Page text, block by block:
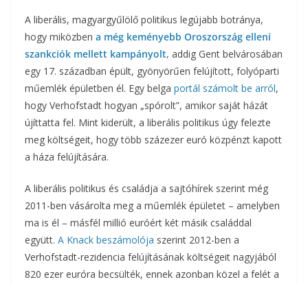
A liberális, magyargyűlölő politikus legújabb botránya,
hogy miközben a még keményebb Oroszország elleni
szankciók mellett kampányolt, addig Gent belvárosában
egy 17. században épült, gyönyörűen felújított, folyóparti
műemlék épületben él. Egy belga portál számolt be arról,
hogy Verhofstadt hogyan „spórolt”, amikor saját házát
újíttatta fel. Mint kiderült, a liberális politikus úgy felezte
meg költségeit, hogy több százezer euró közpénzt kapott
a háza felújítására.
A liberális politikus és családja a sajtóhírek szerint még
2011-ben vásárolta meg a műemlék épületet – amelyben
ma is él – másfél millió euróért két másik családdal
együtt. A Knack beszámolója szerint 2012-ben a
Verhofstadt-rezidencia felújításának költségeit nagyjából
820 ezer euróra becsülték, ennek azonban közel a felét a